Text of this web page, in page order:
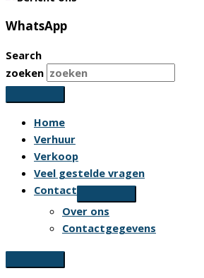
WhatsApp
Search
zoeken
Home
Verhuur
Verkoop
Veel gestelde vragen
Contact
Over ons
Contactgegevens